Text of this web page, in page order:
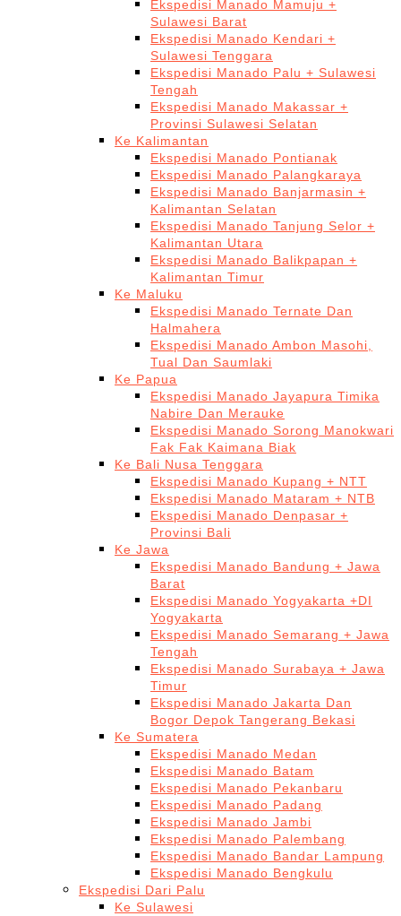
Ekspedisi Manado Mamuju +
Sulawesi Barat
Ekspedisi Manado Kendari +
Sulawesi Tenggara
Ekspedisi Manado Palu + Sulawesi
Tengah
Ekspedisi Manado Makassar +
Provinsi Sulawesi Selatan
Ke Kalimantan
Ekspedisi Manado Pontianak
Ekspedisi Manado Palangkaraya
Ekspedisi Manado Banjarmasin +
Kalimantan Selatan
Ekspedisi Manado Tanjung Selor +
Kalimantan Utara
Ekspedisi Manado Balikpapan +
Kalimantan Timur
Ke Maluku
Ekspedisi Manado Ternate Dan
Halmahera
Ekspedisi Manado Ambon Masohi,
Tual Dan Saumlaki
Ke Papua
Ekspedisi Manado Jayapura Timika
Nabire Dan Merauke
Ekspedisi Manado Sorong Manokwari
Fak Fak Kaimana Biak
Ke Bali Nusa Tenggara
Ekspedisi Manado Kupang + NTT
Ekspedisi Manado Mataram + NTB
Ekspedisi Manado Denpasar +
Provinsi Bali
Ke Jawa
Ekspedisi Manado Bandung + Jawa
Barat
Ekspedisi Manado Yogyakarta +DI
Yogyakarta
Ekspedisi Manado Semarang + Jawa
Tengah
Ekspedisi Manado Surabaya + Jawa
Timur
Ekspedisi Manado Jakarta Dan
Bogor Depok Tangerang Bekasi
Ke Sumatera
Ekspedisi Manado Medan
Ekspedisi Manado Batam
Ekspedisi Manado Pekanbaru
Ekspedisi Manado Padang
Ekspedisi Manado Jambi
Ekspedisi Manado Palembang
Ekspedisi Manado Bandar Lampung
Ekspedisi Manado Bengkulu
Ekspedisi Dari Palu
Ke Sulawesi